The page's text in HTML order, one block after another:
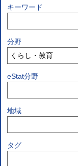
キーワード
分野
eStat分野
地域
タグ